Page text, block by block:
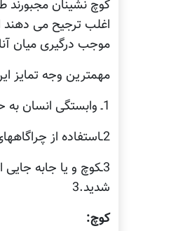
کوچ نشینان مجبورند
اغلب ترجیح می دهند
موجب درگیری میان
مهمترین وجه تمایز
1ـ وابستگی انسان به حیوان
2ـاستفاده از چراگاههای طبیعی
3ـکوچ و یا جابه
شدید.3
کوچ: